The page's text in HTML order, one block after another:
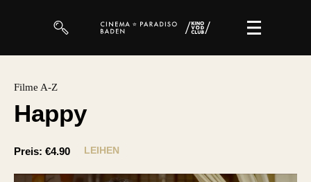
Magazin
Filme A-Z
Happy
Preis: €4.90 LEIHEN